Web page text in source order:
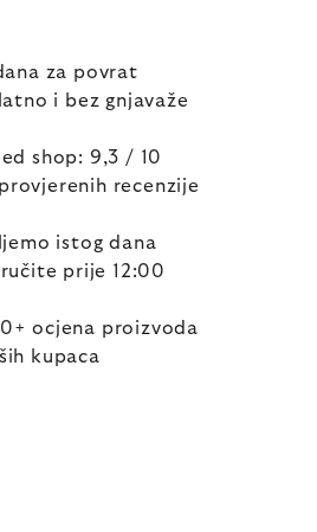
za povrat
i bez gnjavaže
shop: 9,3 / 10
recenzije
istog dana
prije 12:00
ocjena proizvoda
kupaca